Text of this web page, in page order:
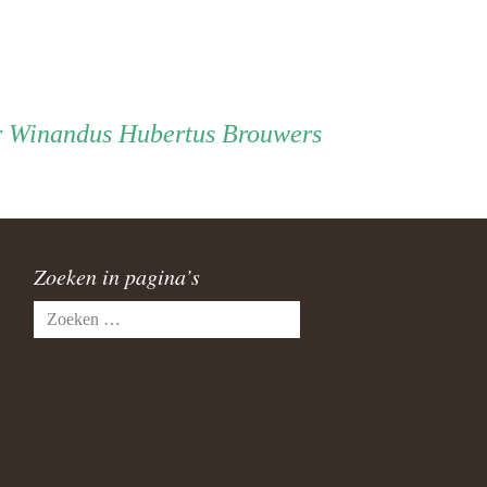
Vader
Winandus Hubertus Brouwers
Zoeken in pagina’s
Zoeken
naar: